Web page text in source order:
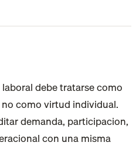
debe tratarse como
como virtud individual.
demanda, participacion,
con una misma